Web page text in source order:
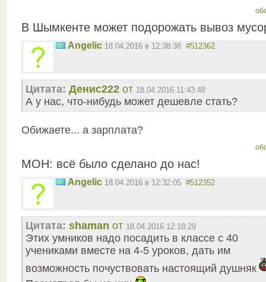
В Шымкенте может подорожать вывоз
Angelic 18.04.2016 в 12:38:38 #512362
Цитата: Денис222 от 18.04.2016 11:43:48
А у нас, что-нибудь может дешевле стать?
Обижаете... а зарплата?
МОН: всё было сделано до нас!
Angelic 18.04.2016 в 12:32:05 #512352
Цитата: shaman от 18.04.2016 12:18:29
Этих умников надо посадить в классе с 40
учениками вместе на 4-5 уроков, дать им
возможность почуствовать настоящий душняк